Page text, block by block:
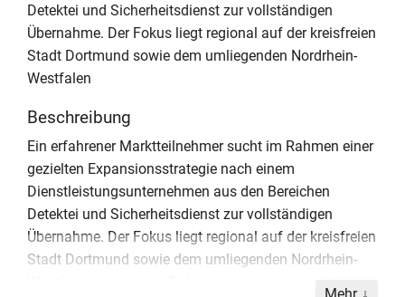
Detektei und Sicherheitsdienst zur vollständigen
Übernahme. Der Fokus liegt regional auf der kreisfreien
Stadt Dortmund sowie dem umliegenden Nordrhein-
Westfalen
Beschreibung
Ein erfahrener Marktteilnehmer sucht im Rahmen einer
gezielten Expansionsstrategie nach einem
Dienstleistungsunternehmen aus den Bereichen
Detektei und Sicherheitsdienst zur vollständigen
Übernahme. Der Fokus liegt regional auf der kreisfreien
Stadt Dortmund sowie dem umliegenden Nordrhein-